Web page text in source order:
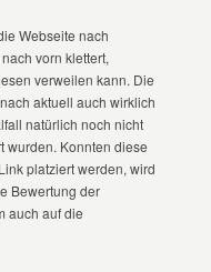
Webseite nach
vorn klettert,
verweilen kann. Die
aktuell auch wirklich
natürlich noch nicht
wurden. Konnten diese
platziert werden, wird
Bewertung der
auch auf die